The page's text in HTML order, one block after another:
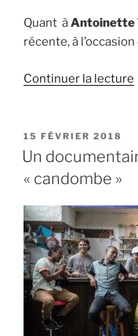
Quant àAntoinette
récente, à l’occasion
Continuer la lecture
PUBLIÉ
LE
15 FÉVRIER 2018
Un
« candombe »